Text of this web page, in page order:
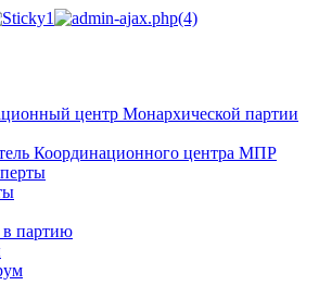
центр Монархической партии
Координационного центра МПР
в партию